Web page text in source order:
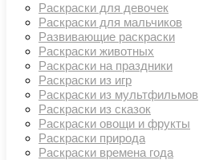
Раскраски для девочек
Раскраски для мальчиков
Развивающие раскраски
Раскраски животных
Раскраски на праздники
Раскраски из игр
Раскраски из мультфильмов
Раскраски из сказок
Раскраски овощи и фрукты
Раскраски природа
Раскраски времена года